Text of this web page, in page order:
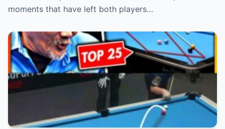
moments that have left both players…